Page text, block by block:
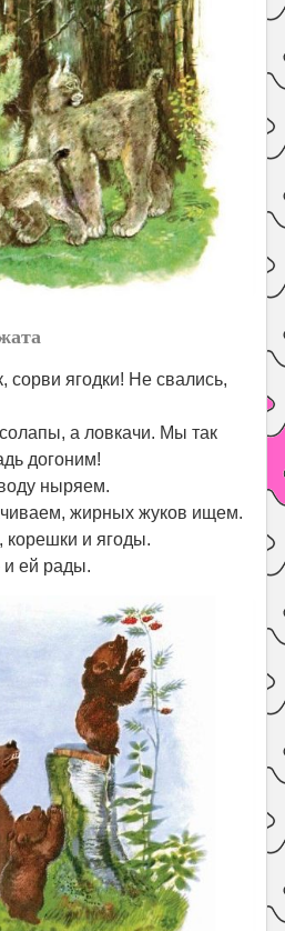
сорви ягодки! Не свались,
а ловкачи. Мы так
догоним!
ныряем.
жирных жуков ищем.
и ягоды.
ей рады.